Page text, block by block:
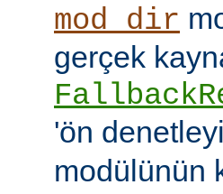
mod_dir
gerçek
'ön
modülünün